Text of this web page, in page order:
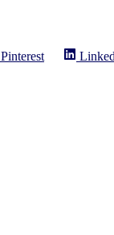
Share
Pinterest
Share